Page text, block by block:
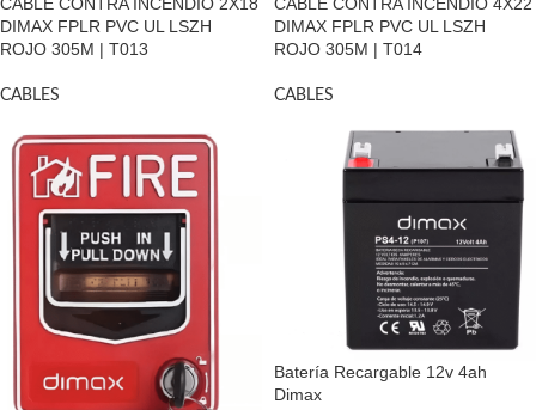
DIMAX FPLR PVC UL LSZH
ROJO 305M | T013
CABLES
DIMAX FPLR PVC UL LSZH
ROJO 305M | T014
CABLES
Batería Recargable 12v 4ah
Dimax